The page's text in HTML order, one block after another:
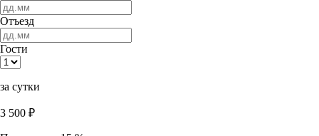
Отъезд
Гости
за сутки
3 500 ₽